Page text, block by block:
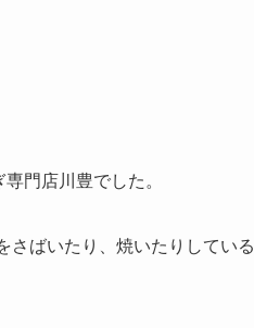
門店川豊でした。
さばいたり、焼いたりしている